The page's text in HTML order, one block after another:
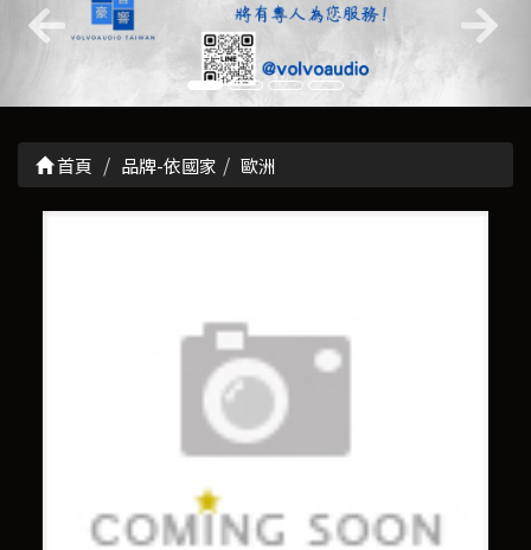
首頁 品牌-依國家 歐洲